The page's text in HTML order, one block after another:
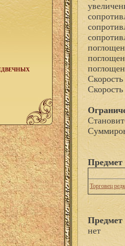
Предмет
Торговец
Предмет
нет